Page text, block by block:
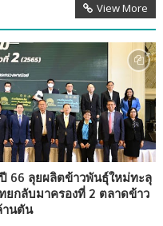
View More
66 ลุยผลิตข้าวพันธุ์ใหม่ทะลุ
ยกลับมาครองที่ 2 ตลาดข้าว
านตัน